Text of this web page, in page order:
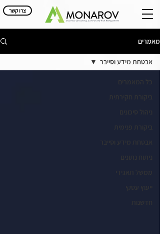
צרו קשר
מאמרים
כל המאמרים
ביקורת חקירתית
ניהול סיכונים
ביקורת פנימית
אבטחת מידע וסייבר
ניתוח נתונים
ממשל תאגידי
ייעוץ עסקי
חדשנות
אבטחת מידע וסייבר